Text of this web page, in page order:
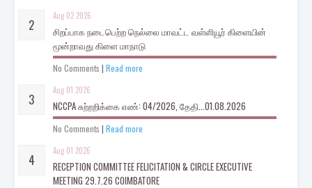
Aug 02 2026
சிறப்பாக நடைபெற்ற நெல்லை மாவட்ட வள்ளியூர் கிளையின்
மூன்றாவது கிளை மாநாடு
No Comments | Read more
Aug 01 2026
NCCPA சுற்றறிக்கை எண்: 04/2026, தேதி...01.08.2026
No Comments | Read more
Aug 01 2026
RECEPTION COMMITTEE FELICITATION & CIRCLE EXECUTIVE
MEETING 29.7.26 COIMBATORE